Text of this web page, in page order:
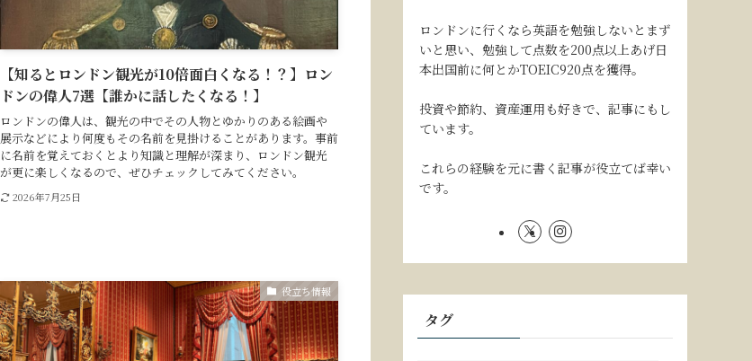
【知るとロンドン観光が10倍面白くなる！？】ロン
ドンの偉人7選【誰かに話したくなる！】
ロンドンの偉人は、観光の中でその人物とゆかりのある絵画や
展示などにより何度もその名前を見掛けることがあります。事前
に名前を覚えておくとより知識と理解が深まり、ロンドン観光
が更に楽しくなるので、ぜひチェックしてみてください。
2026年7月25日
役立ち情報
ロンドンに行くなら英語を勉強しないとまず
いと思い、勉強して点数を200点以上あげ日
本出国前に何とかTOEIC920点を獲得。
投資や節約、資産運用も好きで、記事にもし
ています。
これらの経験を元に書く記事が役立てば幸い
です。
タグ